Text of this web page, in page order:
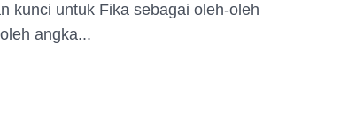
kunci untuk Fika sebagai oleh-oleh
angka...